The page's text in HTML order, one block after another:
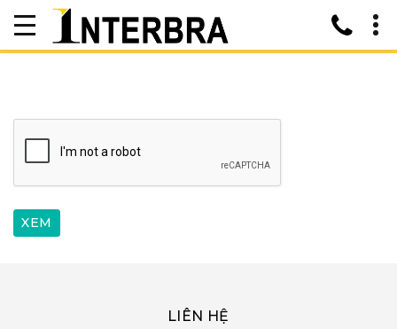
LIÊN HỆ